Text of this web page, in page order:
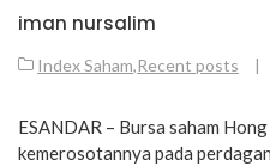
iman nursalim
Index Saham,Recent posts |
ESANDAR – Bursa saham
kemerosotannya pada